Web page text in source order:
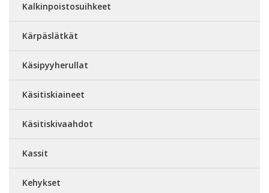
Kalkinpoistosuihkeet
Kärpäslätkät
Käsipyyherullat
Käsitiskiaineet
Käsitiskivaahdot
Kassit
Kehykset